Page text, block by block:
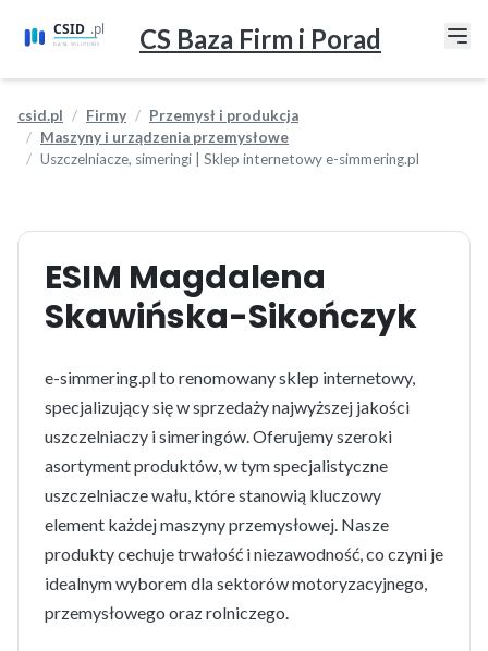
CS Baza Firm i Porad
csid.pl Firmy
Przemysł i produkcja
Maszyny i urządzenia przemysłowe
Uszczelniacze, simeringi | Sklep internetowy e-simmering.pl
ESIM Magdalena
Skawińska-Sikończyk
e-simmering.pl to renomowany sklep internetowy,
specjalizujący się w sprzedaży najwyższej jakości
uszczelniaczy i simeringów. Oferujemy szeroki
asortyment produktów, w tym specjalistyczne
uszczelniacze wału, które stanowią kluczowy
element każdej maszyny przemysłowej. Nasze
produkty cechuje trwałość i niezawodność, co czyni je
idealnym wyborem dla sektorów motoryzacyjnego,
przemysłowego oraz rolniczego.